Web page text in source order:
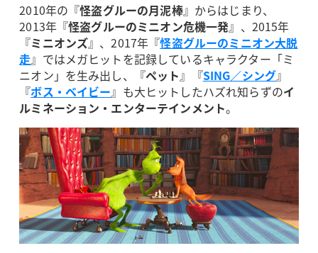
2010年の『怪盗グルーの月泥棒』からはじまり、
2013年『怪盗グルーのミニオン危機一発』、2015年
『ミニオンズ』、2017年『怪盗グルーのミニオン大脱
走』ではメガヒットを記録しているキャラクター「ミ
ニオン」を生み出し、『ペット 』『SING／シング』
『ボス・ベイビー』も大ヒットしたハズれ知らずのイ
ルミネーション・エンターテインメント。